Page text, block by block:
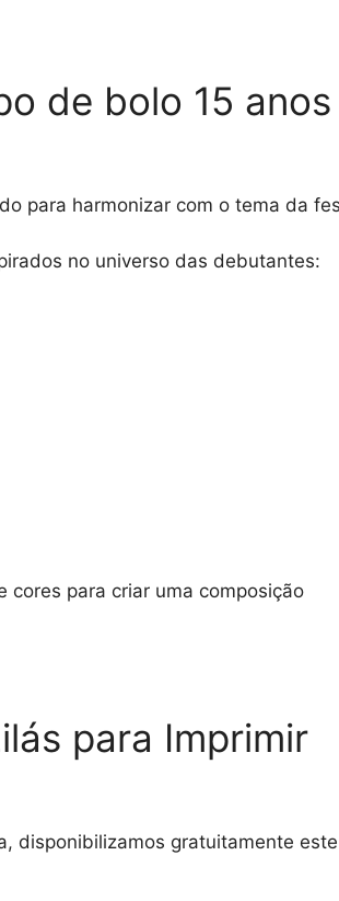
de bolo 15 anos
para harmonizar com o tema da
no universo das debutantes:
cores para criar uma composição
para Imprimir
disponibilizamos gratuitamente este